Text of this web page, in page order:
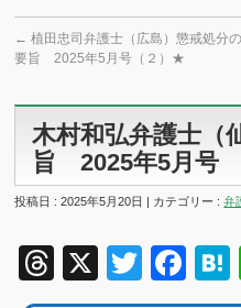
← 植田忠司弁護士（広島）懲戒処分の
要旨 2025年5月号（２）★
木村和弘弁護士（
旨 2025年5月号
投稿日 : 2025年5月20日 | カテゴリー :弁
Threads
X